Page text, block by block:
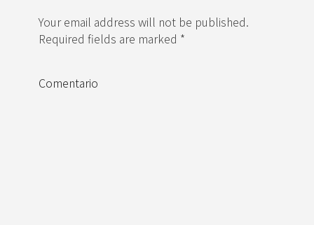
Your email address will not be published.
Required fields are marked *
Comentario